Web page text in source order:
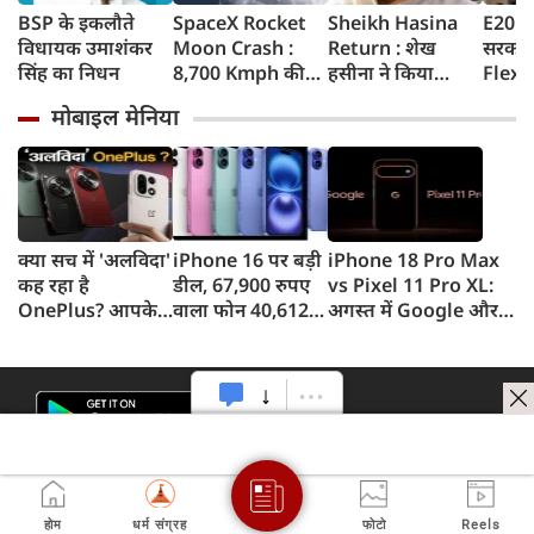
BSP के इकलौते
विधायक उमाशंकर
सिंह का निधन
SpaceX Rocket
Moon Crash :
8,700 Kmph की
टकराया SpaceX
रॉकेट का हिस्सा,
वैज्ञानिकों ने
टेलीस्कोप से रखी
नजर, देखें Video
Sheikh Hasina
Return : शेख
हसीना ने किया
बांग्लादेश लौटूंगी,
बोलीं- गिरफ्तारी या
मौत का भी डर नहीं,
भारत ने कार्यक्रम से
क्यों बनाई दूरी
E20
Flex-
मोबाइल मेनिया
क्या सच में 'अलविदा'
कह रहा है
OnePlus? आपके
अपडेट
iPhone 16 पर बड़ी
डील, 67,900 रुपए
वाला फोन 40,612
डिस्काउंट
iPhone 18 Pro Max
vs Pixel 11 Pro XL:
अगस्त में Google और
सबसे दमदार?
होम धर्म संग्रह फोटो Reels